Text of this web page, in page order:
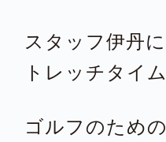
スタッフ伊丹
トレッチタイム
ゴルフのため